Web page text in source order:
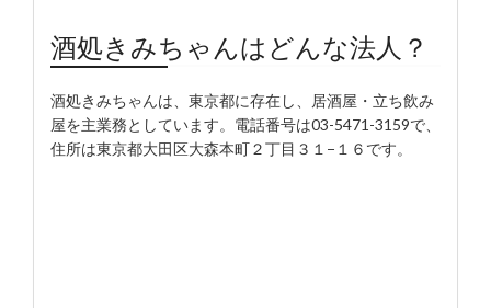
酒処きみちゃんはどんな法人？
酒処きみちゃんは、東京都に存在し、居酒屋・立ち飲み
屋を主業務としています。電話番号は03-5471-3159で、
住所は東京都大田区大森本町２丁目３１−１６です。